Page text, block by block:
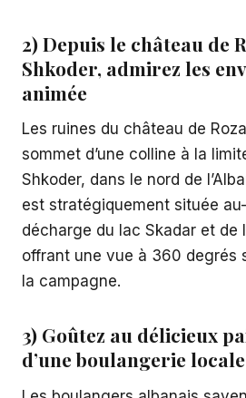
2) Depuis le château de
Shkoder, admirez les
animée
Les ruines du château de
sommet d’une colline à la
Shkoder, dans le nord de
est stratégiquement située
décharge du lac Skadar et de
offrant une vue à 360 degrés
la campagne.
3) Goûtez au délicieux
d’une boulangerie locale